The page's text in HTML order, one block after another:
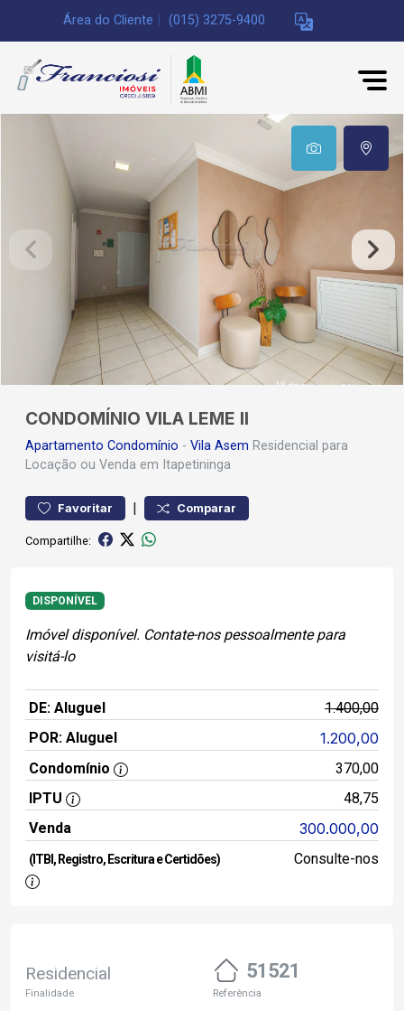
Área do Cliente (015) 3275-9400
CONDOMÍNIO VILA LEME II
Apartamento Condomínio - Vila Asem Residencial para
Locação ou Venda em Itapetininga
Favoritar | Comparar
Compartilhe:
DISPONÍVEL
Imóvel disponível. Contate-nos pessoalmente para
visitá-lo
DE: Aluguel
1.400,00
POR: Aluguel
1.200,00
Condomínio
370,00
IPTU
48,75
Venda
300.000,00
(ITBI, Registro, Escritura e Certidões) Consulte-nos
Residencial
Finalidade
51521
Referência